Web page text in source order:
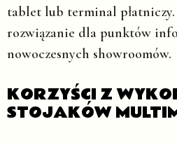
tablet lub terminal płatniczy.
rozwiązanie dla punktów
nowoczesnych showroomów.
KORZYŚCI Z
STOJAKÓW